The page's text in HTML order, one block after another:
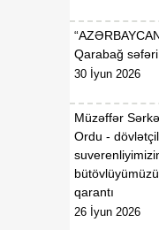
mərhələ
Xarici
şəbəkələrinə
edən şəxslər
Heyvan kəsimi
məntəqələrində
monitorinqlər
Qarabağ səfəri
30 İyun 2026
Müzəffər
Ordu -
qarantı
26 İyun 2026